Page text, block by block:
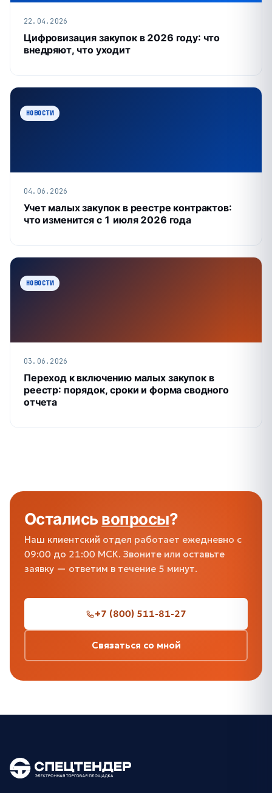
22.04.2026
Цифровизация закупок в 2026 году: что
внедряют, что уходит
НОВОСТИ
04.06.2026
Учет малых закупок в реестре контрактов:
что изменится с 1 июля 2026 года
НОВОСТИ
03.06.2026
Переход к включению малых закупок в
реестр: порядок, сроки и форма сводного
отчета
Осталисьвопросы?
Наш клиентский отдел работает ежедневно с
09:00 до 21:00 МСК. Звоните или оставьте
заявку — ответим в течение 5 минут.
+7 (800) 511-81-27
Связаться со мной